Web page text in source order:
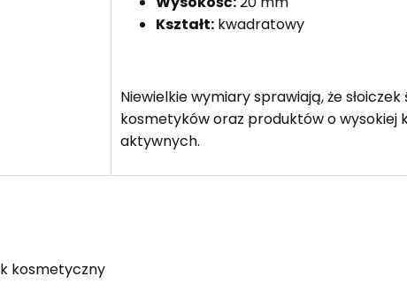
Kształt:kwadratowy
Niewielkie wymiary sprawiają, że
kosmetyków oraz produktów o wysokiej
aktywnych.
kosmetyczny